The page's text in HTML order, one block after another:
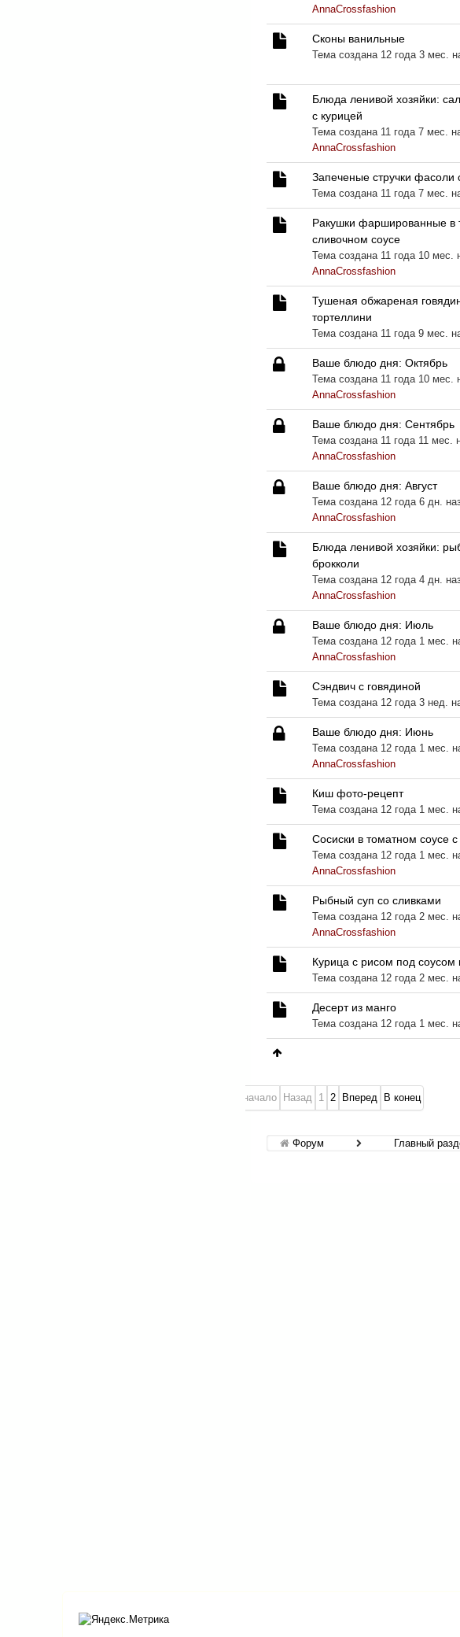
AnnaCrossfashion
Сконы ванильные
Тема создана 12 года 3 мес.
Блюда ленивой хозяйки:
с курицей
Тема создана 11 года 7 мес.
AnnaCrossfashion
Запеченые стручки фасоли
Тема создана 11 года 7 мес.
Ракушки фаршированные в
сливочном соусе
Тема создана 11 года 10 мес.
AnnaCrossfashion
Тушеная обжареная
тортеллини
Тема создана 11 года 9 мес.
Ваше блюдо дня: Октябрь
Тема создана 11 года 10 мес.
AnnaCrossfashion
Ваше блюдо дня: Сентябрь
Тема создана 11 года 11 мес.
AnnaCrossfashion
Ваше блюдо дня: Август
Тема создана 12 года 6 дн.
AnnaCrossfashion
Блюда ленивой хозяйки:
брокколи
Тема создана 12 года 4 дн.
AnnaCrossfashion
Ваше блюдо дня: Июль
Тема создана 12 года 1 мес.
AnnaCrossfashion
Сэндвич с говядиной
Тема создана 12 года 3 нед.
Ваше блюдо дня: Июнь
Тема создана 12 года 1 мес.
AnnaCrossfashion
Киш фото-рецепт
Тема создана 12 года 1 мес.
Сосиски в томатном соусе
Тема создана 12 года 1 мес.
AnnaCrossfashion
Рыбный суп со сливками
Тема создана 12 года 2 мес.
AnnaCrossfashion
Курица с рисом под соусом
Тема создана 12 года 2 мес.
Десерт из манго
Тема создана 12 года 1 мес.
В начало Назад 1 2 Вперед В конец
Форум Главный